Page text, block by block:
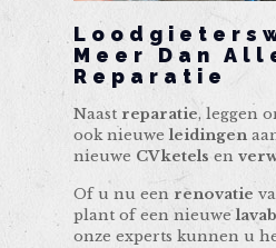
Meer Dan
Reparatie
Naast reparatie, leggen
ook nieuweleidingen
nieuwe CV ketels en
Of u nu een renovatie
plant of een nieuwe
onze experts kunnen u